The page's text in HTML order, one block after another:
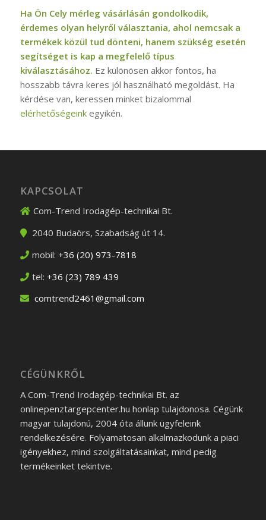
Ha Ön Cely mérleg vásárlásán gondolkodik,
érdemes olyan helyről választania, ahol nemcsak a
termékek közül tud dönteni, hanem szükség esetén
segítséget is kap a megfelelő típus
kiválasztásához. Ez különösen akkor fontos, ha
hosszabb távra keres jól használható megoldást. Ha
kérdése van, keressen minket bizalommal
elérhetőségeinkegyikén.
KAPCSOLAT
Com-Trend Irodagép-technikai Bt.
2040 Budaörs, Szabadság út 14.
mobil: +36 (20) 973-7818
tel: +36 (23) 789 439
comtrend2461@gmail.com
CÉGÜNKRŐL
A Com-Trend Irodagép-technikai Bt. az
onlinepenztargepcenter.hu honlap tulajdonosa. Cégünk
magyar tulajdonú, 2004 óta állunk ügyfeleink
rendelkezésére. Folyamatosan alkalmazkodunk a piaci
igényekhez, mind szolgáltatásainkat, mind pedig
termékeinket tekintve.